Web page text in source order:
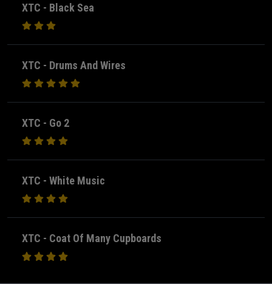
XTC - Black Sea
XTC - Drums And Wires
XTC - Go 2
XTC - White Music
XTC - Coat Of Many Cupboards